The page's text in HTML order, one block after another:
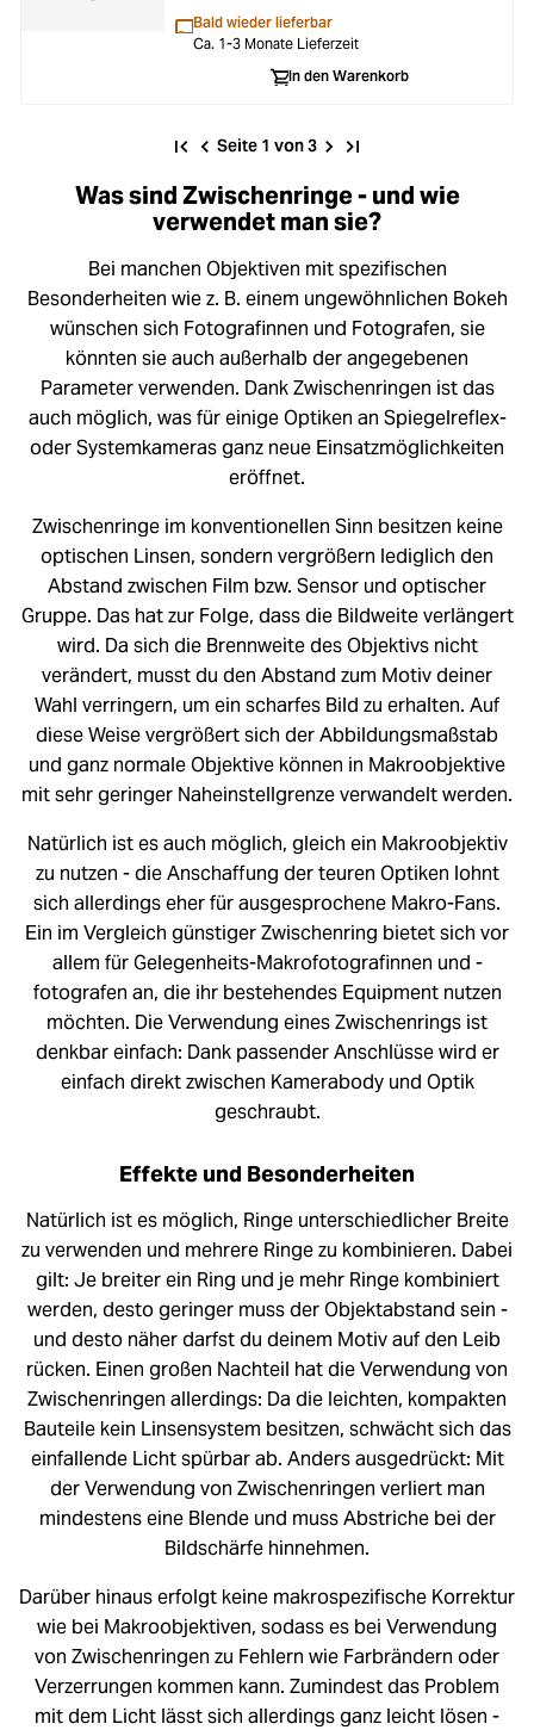
Bald wieder lieferbar
Ca. 1-3 Monate Lieferzeit
In den Warenkorb
Seite 1 von 3
Was sind Zwischenringe - und wie
verwendet man sie?
Bei manchen Objektiven mit spezifischen
Besonderheiten wie z. B. einem ungewöhnlichen Bokeh
wünschen sich Fotografinnen und Fotografen, sie
könnten sie auch außerhalb der angegebenen
Parameter verwenden. Dank Zwischenringen ist das
auch möglich, was für einige Optiken an Spiegelreflex-
oder Systemkameras ganz neue Einsatzmöglichkeiten
eröffnet.
Zwischenringe im konventionellen Sinn besitzen keine
optischen Linsen, sondern vergrößern lediglich den
Abstand zwischen Film bzw. Sensor und optischer
Gruppe. Das hat zur Folge, dass die Bildweite verlängert
wird. Da sich die Brennweite des Objektivs nicht
verändert, musst du den Abstand zum Motiv deiner
Wahl verringern, um ein scharfes Bild zu erhalten. Auf
diese Weise vergrößert sich der Abbildungsmaßstab
und ganz normale Objektive können in Makroobjektive
mit sehr geringer Naheinstellgrenze verwandelt werden.
Natürlich ist es auch möglich, gleich ein Makroobjektiv
zu nutzen - die Anschaffung der teuren Optiken lohnt
sich allerdings eher für ausgesprochene Makro-Fans.
Ein im Vergleich günstiger Zwischenring bietet sich vor
allem für Gelegenheits-Makrofotografinnen und -
fotografen an, die ihr bestehendes Equipment nutzen
möchten. Die Verwendung eines Zwischenrings ist
denkbar einfach: Dank passender Anschlüsse wird er
einfach direkt zwischen Kamerabody und Optik
geschraubt.
Effekte und Besonderheiten
Natürlich ist es möglich, Ringe unterschiedlicher Breite
zu verwenden und mehrere Ringe zu kombinieren. Dabei
gilt: Je breiter ein Ring und je mehr Ringe kombiniert
werden, desto geringer muss der Objektabstand sein -
und desto näher darfst du deinem Motiv auf den Leib
rücken. Einen großen Nachteil hat die Verwendung von
Zwischenringen allerdings: Da die leichten, kompakten
Bauteile kein Linsensystem besitzen, schwächt sich das
einfallende Licht spürbar ab. Anders ausgedrückt: Mit
der Verwendung von Zwischenringen verliert man
mindestens eine Blende und muss Abstriche bei der
Bildschärfe hinnehmen.
Darüber hinaus erfolgt keine makrospezifische Korrektur
wie bei Makroobjektiven, sodass es bei Verwendung
von Zwischenringen zu Fehlern wie Farbrändern oder
Verzerrungen kommen kann. Zumindest das Problem
mit dem Licht lässt sich allerdings ganz leicht lösen -